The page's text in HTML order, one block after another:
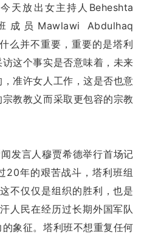
天放出女主持人Beheshta
员Mawlawi Abdulhaq
么并不重要，重要的是塔利
这个事实是否意味着，未来
准许女人工作，这是否也意
教教义而采取更包容的宗教
发言人穆贾希德举行首场记
20年的艰苦战斗，塔利班组
不仅仅是组织的胜利，也是
人民在经历过长期外国军队
象征。塔利班不想重复任何